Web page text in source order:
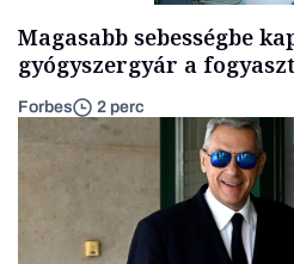
Magasabb sebességbe
gyógyszergyár a
Forbes 2 perc